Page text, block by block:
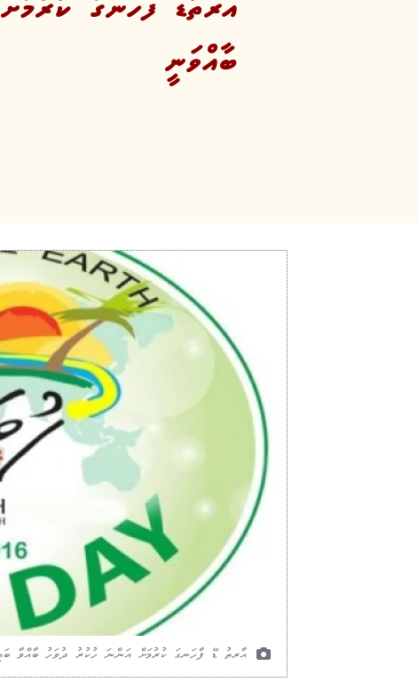
ބާއްވަނީ
އާރތު ޑޭ ފާހަނގަ ކުރުމަށް އަންނަ ހުކުރު ދުވަހު